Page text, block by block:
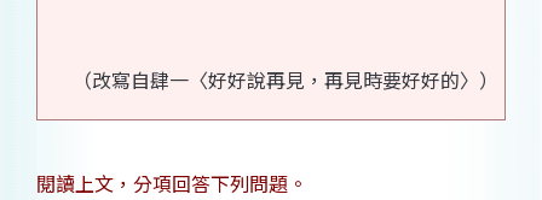
（改寫自肆一〈好好說再見，再見時要好好的〉）
閱讀上文，分項回答下列問題。